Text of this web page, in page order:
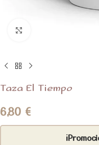
Taza El Tiempo
6,80 €